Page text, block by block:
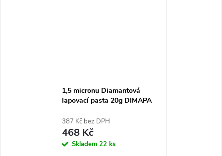
1,5 micronu Diamantová
lapovací pasta 20g DIMAPA
387 Kč bez DPH
468 Kč
Skladem 22 ks